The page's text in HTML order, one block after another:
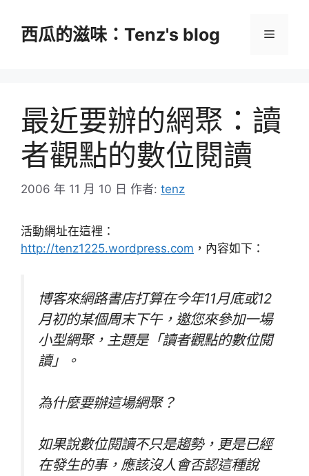
西瓜的滋味：Tenz's blog 選
最近要辦的網聚：讀
者觀點的數位閱讀
2006 年 11 月 10 日 作者: tenz
活動網址在這裡：
http://tenz1225.wordpress.com ，內容如下：
博客來網路書店打算在今年11月底或12
月初的某個周末下午，邀您來參加一場
小型網聚，主題是「讀者觀點的數位閱
讀」。
為什麼要辦這場網聚？
如果說數位閱讀不只是趨勢，更是已經
在發生的事，應該沒人會否認這種說